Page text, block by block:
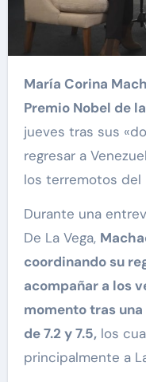
María Corina Machado, dirigente opositora y
Premio Nobel de la
jueves tras sus
regresar a
los terremotos del
Durante una
De La Vega,
coordinando su
acompañar a los
momento tras
de 7.2 y 7.5,los
principalmente a